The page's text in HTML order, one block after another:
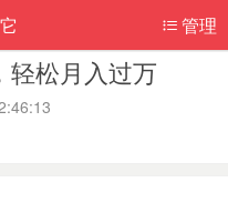
管理
轻松月入过万